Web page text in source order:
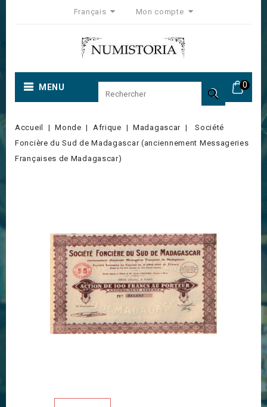
Français Mon compte
0
MENU 
Accueil Monde Afrique Madagascar
Société
Foncière du Sud de Madagascar (anciennement Messageries
Françaises de Madagascar)